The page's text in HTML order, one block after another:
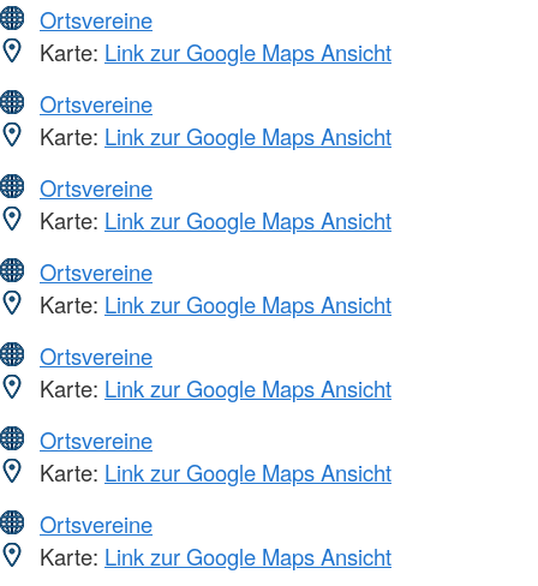
Ortsvereine
Karte: Link zur Google Maps Ansicht
Ortsvereine
Karte: Link zur Google Maps Ansicht
Ortsvereine
Karte: Link zur Google Maps Ansicht
Ortsvereine
Karte: Link zur Google Maps Ansicht
Ortsvereine
Karte: Link zur Google Maps Ansicht
Ortsvereine
Karte: Link zur Google Maps Ansicht
Ortsvereine
Karte: Link zur Google Maps Ansicht